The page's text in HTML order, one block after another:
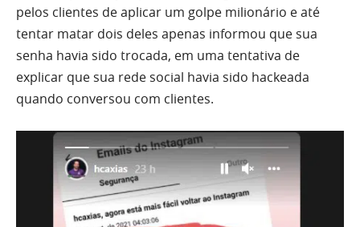
pelos clientes de aplicar um golpe milionário e até
tentar matar dois deles apenas informou que sua
senha havia sido trocada, em uma tentativa de
explicar que sua rede social havia sido hackeada
quando conversou com clientes.